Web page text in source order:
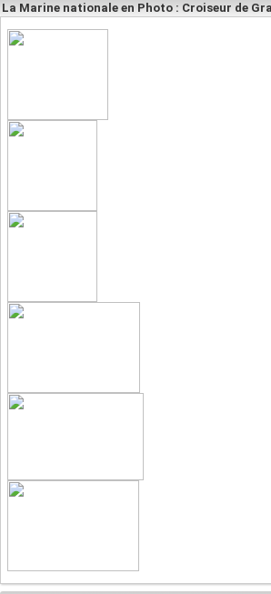
La Marine nationale en Photo : Croiseur de